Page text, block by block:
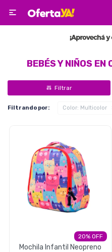

BEBÉS Y NIÑOS EN
Filtrando por: Color: Multicolor
20
Mochila Infantil Neopreno
Tv, Audio y
Gaming